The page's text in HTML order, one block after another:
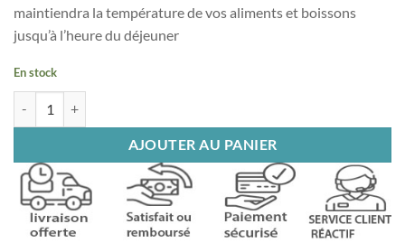
maintiendra la température de vos aliments et boissons
jusqu’à l’heure du déjeuner
En stock
AJOUTER AU PANIER